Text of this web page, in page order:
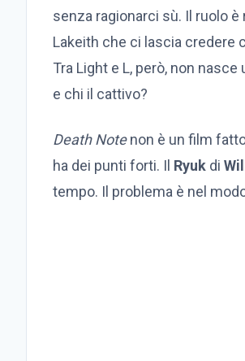
senza ragionarci sù. Il ruolo
Lakeith che ci lascia credere
Tra Light e L, però, non
e chi il cattivo?
Death Notenon è un film
ha dei punti forti. Il Ryuk di
tempo. Il problema è nel